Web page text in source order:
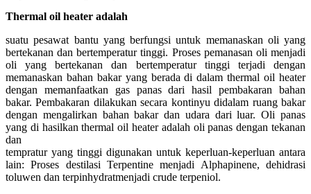
Thermal oil heater adalah
suatu pesawat bantu yang berfungsi untuk memanaskan oli yang
bertekanan dan bertemperatur tinggi. Proses pemanasan oli menjadi
oli yang bertekanan dan bertemperatur tinggi terjadi dengan
memanaskan bahan bakar yang berada di dalam thermal oil heater
dengan memanfaatkan gas panas dari hasil pembakaran bahan
bakar. Pembakaran dilakukan secara kontinyu didalam ruang bakar
dengan mengalirkan bahan bakar dan udara dari luar. Oli panas
yang di hasilkan thermal oil heater adalah oli panas dengan tekanan
dan
tempratur yang tinggi digunakan untuk keperluan-keperluan antara
lain: Proses destilasi Terpentine menjadi Alphapinene, dehidrasi
toluwen dan terpinhydratmenjadi crude terpeniol.